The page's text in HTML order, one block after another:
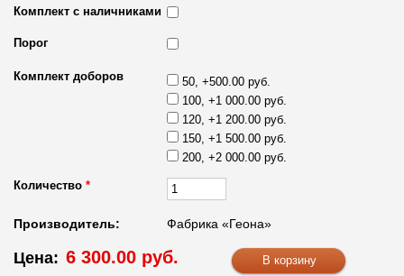
Комплект с наличниками
Порог
Комплект доборов
50, +500.00 руб.
100, +1 000.00 руб.
120, +1 200.00 руб.
150, +1 500.00 руб.
200, +2 000.00 руб.
Количество *
Производитель: Фабрика «Геона»
Цена: 6 300.00 руб.